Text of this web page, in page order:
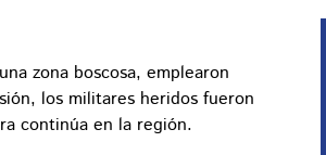
zona boscosa, emplearon
los militares heridos fueron
continúa en la región.